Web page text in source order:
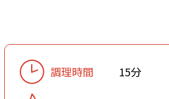
調理時間 15分